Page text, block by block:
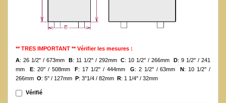
** TRES IMPORTANT ** Vérifier les mesures :
A: 26 1/2'' / 673mm B: 11 1/2'' / 292mmC: 10 1/2'' / 266mm D: 9 1/2'' / 241
mm
E: 20'' / 508mm F: 17 1/2'' / 444mm G: 2 1/2'' / 63mm N : 10 1/2'' /
266mm O: 5'' / 127mm P: 3"1/4 / 82mm R: 1 1/4'' / 32mm
Vérifié